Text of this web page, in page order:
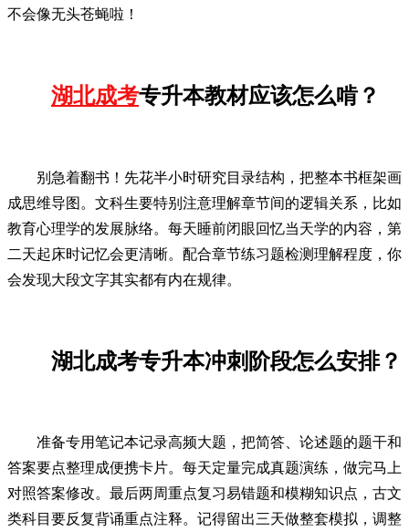
不会像无头苍蝇啦！
湖北成考专升本教材应该怎么啃？
别急着翻书！先花半小时研究目录结构，把整本书框架画
成思维导图。文科生要特别注意理解章节间的逻辑关系，比如
教育心理学的发展脉络。每天睡前闭眼回忆当天学的内容，第
二天起床时记忆会更清晰。配合章节练习题检测理解程度，你
会发现大段文字其实都有内在规律。
湖北成考专升本冲刺阶段怎么安排？
准备专用笔记本记录高频大题，把简答、论述题的题干和
答案要点整理成便携卡片。每天定量完成真题演练，做完马上
对照答案修改。最后两周重点复习易错题和模糊知识点，古文
类科目要反复背诵重点注释。记得留出三天做整套模拟，调整